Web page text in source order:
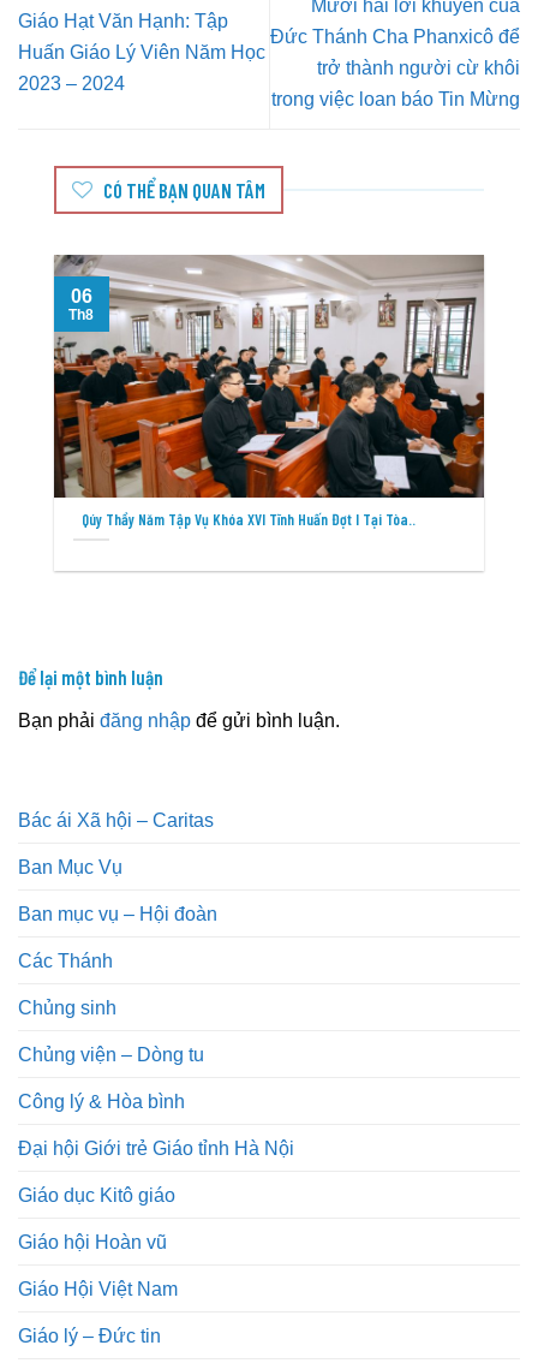
Giáo Hạt Văn Hạnh: Tập
Huấn Giáo Lý Viên Năm Học
2023 – 2024
Mười hai lời khuyên của
Đức Thánh Cha Phanxicô để
trở thành người cừ khôi
trong việc loan báo Tin Mừng
CÓ THỂ BẠN QUAN TÂM
Qúy Thầy Năm Tập Vụ Khóa XVI Tĩnh Huấn Đợt I Tại Tòa..
06
Th8
Để lại một bình luận
Bạn phải đăng nhập để gửi bình luận.
Bác ái Xã hội – Caritas
Ban Mục Vụ
Ban mục vụ – Hội đoàn
Các Thánh
Chủng sinh
Chủng viện – Dòng tu
Công lý & Hòa bình
Đại hội Giới trẻ Giáo tỉnh Hà Nội
Giáo dục Kitô giáo
Giáo hội Hoàn vũ
Giáo Hội Việt Nam
Giáo lý – Đức tin